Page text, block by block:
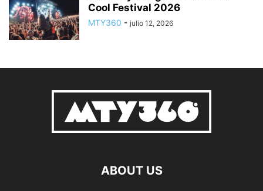
Cool Festival 2026
MTY360 - julio 12, 2026
ABOUT US